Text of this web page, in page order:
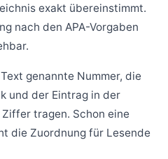
exakt übereinstimmt.
nach den APA-Vorgaben
genannte Nummer, die
und der Eintrag in der
tragen. Schon eine
die Zuordnung für Lesende